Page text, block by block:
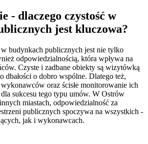
- dlaczego czystość w
jest kluczowa?
budynkach publicznych jest nie tylko
odpowiedzialnością, która wpływa na
Czyste i zadbane obiekty są wizytówką
dbałości o dobro wspólne. Dlatego też,
oraz ścisłe monitorowanie ich
sukcesu tego typu umów. W Ostrów
miastach, odpowiedzialność za
publicznych spoczywa na wszystkich -
jak i wykonawcach.